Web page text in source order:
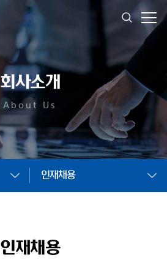
회사소개
About Us
인재채용
인재채용